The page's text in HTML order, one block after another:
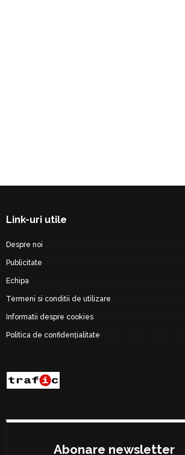
Link-uri utile
Despre noi
Publicitate
Echipa
Termeni si conditii de utilizare
Informatii despre cookies
Politica de confidențialitate
Abonare newsletter